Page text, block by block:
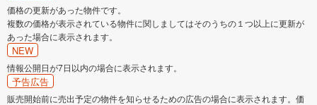
価格の更新があった物件です。
複数の価格が表示されている物件に関しましてはそのうちの１つ以上に更新が
あった場合に表示されます。
NEW
情報公開日が7日以内の場合に表示されます。
予告広告
販売開始前に売出予定の物件を知らせるための広告の場合に表示されます。価